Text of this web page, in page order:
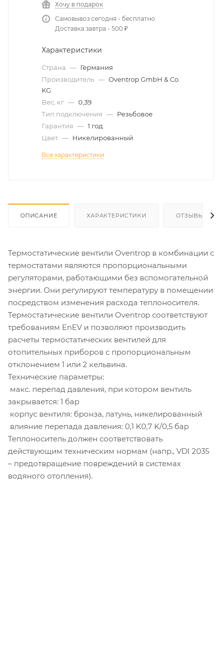
Хочу в подарок
Самовывоз сегодня - бесплатно
Доставка завтра - 500 ₽
Характеристики
Страна — Германия
Производитель — Oventrop GmbH & Co.
KG
Вес, кг — 0,39
Тип подключения — Резьбовое
Гарантия — 1 год
Цвет — Никелированный
Все характеристики
ОПИСАНИЕ ХАРАКТЕРИСТИКИ ОТЗЫВЫ
Термостатические вентили Oventrop в комбинации с
термостатами являются пропорциональными
регуляторами, работающими без вспомогательной
энергии. Они регулируют температуру в помещении
посредством изменения расхода теплоносителя.
Термостатические вентили Oventrop соответствуют
требованиям EnEV и позволяют производить
расчеты термостатических вентилей для
отопительных приборов с пропорциональным
отклонением 1 или 2 кельвина.
Технические параметры:
­ макс. перепад давления, при котором вентиль
закрывается: 1 бар
­ корпус вентиля: бронза, латунь, никелированный
­ влияние перепада давления: 0,1 K­0,7 K/0,5 бар
Теплоноситель должен соответствовать
действующим техническим нормам (напр., VDI 2035
– предотвращение повреждений в системах
водяного отопления).